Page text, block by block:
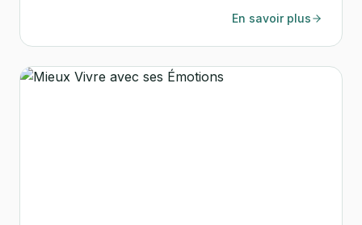
En savoir plus